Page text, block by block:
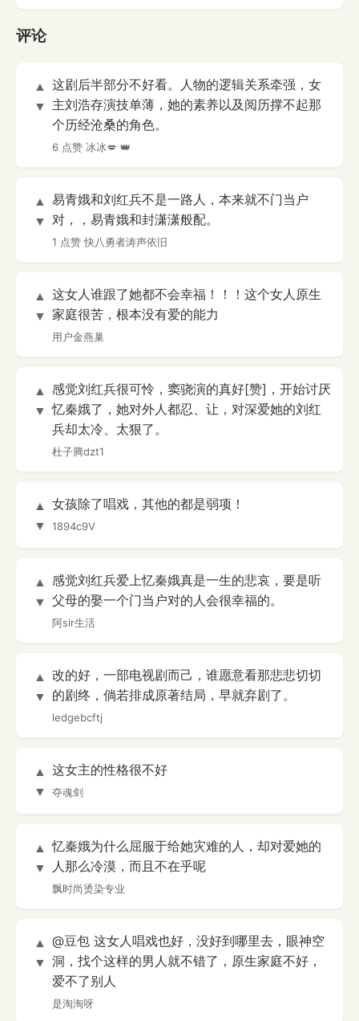
评论
▲
▼
这剧后半部分不好看。人物的逻辑关系牵强，女
主刘浩存演技单薄，她的素养以及阅历撑不起那
个历经沧桑的角色。
6 点赞 冰冰💋 👑
▲
▼
易青娥和刘红兵不是一路人，本来就不门当户
对，，易青娥和封潇潇般配。
1 点赞 快八勇者涛声依旧
▲
▼
这女人谁跟了她都不会幸福！！！这个女人原生
家庭很苦，根本没有爱的能力
用户金燕巢
▲
▼
感觉刘红兵很可怜，窦骁演的真好[赞]，开始讨厌
忆秦娥了，她对外人都忍、让，对深爱她的刘红
兵却太冷、太狠了。
杜子腾dzt1
▲
▼
女孩除了唱戏，其他的都是弱项！
1894c9V
▲
▼
感觉刘红兵爱上忆秦娥真是一生的悲哀，要是听
父母的娶一个门当户对的人会很幸福的。
阿sir生活
▲
▼
改的好，一部电视剧而己，谁愿意看那悲悲切切
的剧终，倘若排成原著结局，早就弃剧了。
ledgebcftj
▲
▼
这女主的性格很不好
夺魂剑
▲
▼
忆秦娥为什么屈服于给她灾难的人，却对爱她的
人那么冷漠，而且不在乎呢
飘时尚烫染专业
▲
▼
@豆包 这女人唱戏也好，没好到哪里去，眼神空
洞，找个这样的男人就不错了，原生家庭不好，
爱不了别人
是淘淘呀